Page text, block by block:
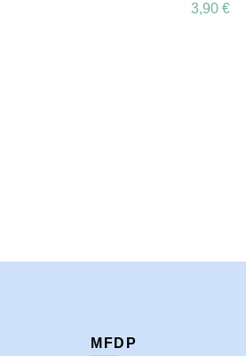
3,90 €
MFDP